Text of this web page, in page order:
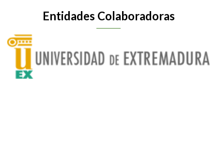
Entidades Colaboradoras